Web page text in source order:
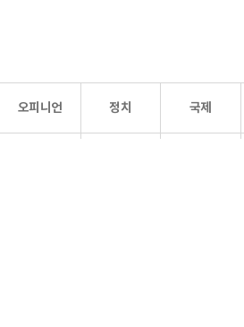
오피니언 정치 국제